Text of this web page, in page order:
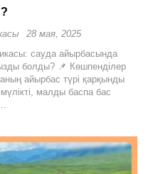
28 мая, 2025
сауда айырбасында
болды? 📌 Көшпенділер
айырбас түрі қарқынды
малды баспа бас